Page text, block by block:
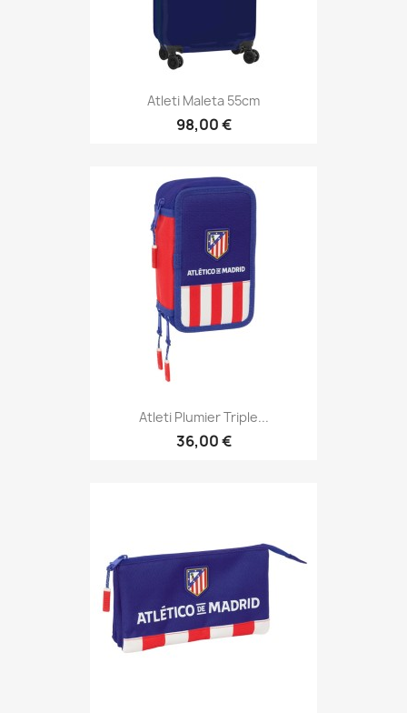
Atleti Maleta 55cm
98,00 €
Atleti Plumier Triple...
36,00 €